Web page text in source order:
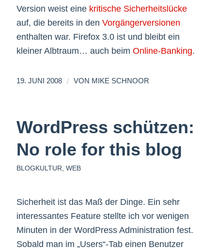
Version weist eine kritische Sicherheitslücke
auf, die bereits in den Vorgängerversionen
enthalten war. Firefox 3.0 ist und bleibt ein
kleiner Albtraum… auch beim Online-Banking.
19. JUNI 2008 / VON MIKE SCHNOOR
WordPress schützen:
No role for this blog
BLOGKULTUR, WEB
Sicherheit ist das Maß der Dinge. Ein sehr
interessantes Feature stellte ich vor wenigen
Minuten in der WordPress Administration fest.
Sobald man im „Users“-Tab einen Benutzer